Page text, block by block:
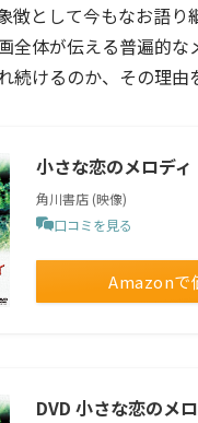
徴として今もなお語
全体が伝える普遍的
続けるのか、その理由
小さな恋のメロデ
角川書店 (映像)
口コミを見る
Amazonで
DVD 小さな恋のメ